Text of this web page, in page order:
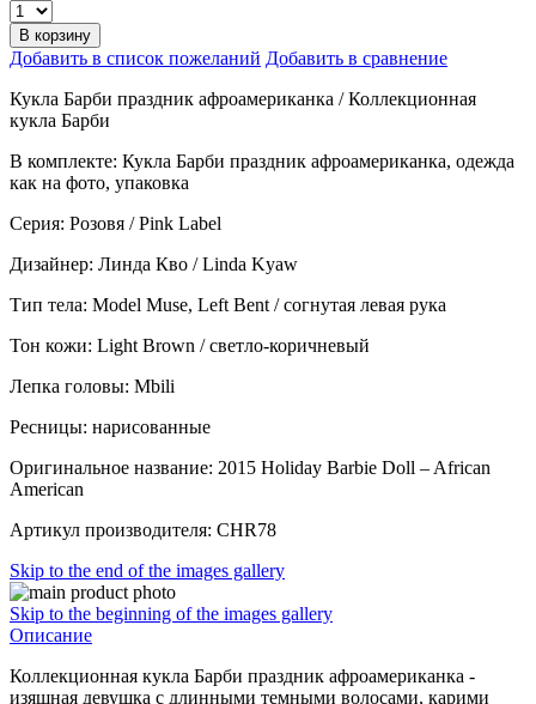
В корзину
Добавить в список пожеланий Добавить в сравнение
Кукла Барби праздник афроамериканка / Коллекционная
кукла Барби
В комплекте: Кукла Барби праздник афроамериканка, одежда
как на фото, упаковка
Серия: Розовя / Pink Label
Дизайнер: Линда Кво / Linda Kyaw
Тип тела: Model Muse, Left Bent / согнутая левая рука
Тон кожи: Light Brown / светло-коричневый
Лепка головы: Mbili
Ресницы: нарисованные
Оригинальное название: 2015 Holiday Barbie Doll – African
American
Артикул производителя: CHR78
Skip to the end of the images gallery
Skip to the beginning of the images gallery
Описание
Коллекционная кукла Барби праздник афроамериканка -
изящная девушка с длинными темными волосами, карими